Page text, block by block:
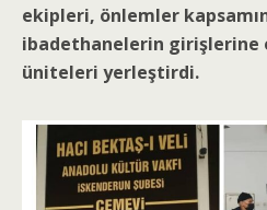
ekipleri, önlemler
ibadethanelerin girişlerine
üniteleri yerleştirdi.